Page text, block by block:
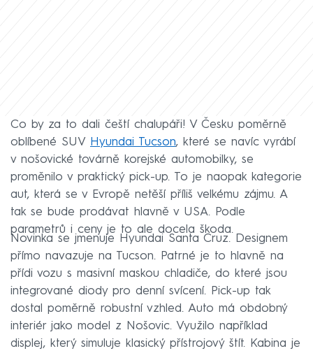
Co by za to dali čeští chalupáři! V Česku poměrně
oblíbené SUV Hyundai Tucson, které se navíc vyrábí
v nošovické továrně korejské automobilky, se
proměnilo v praktický pick-up. To je naopak kategorie
aut, která se v Evropě netěší příliš velkému zájmu. A
tak se bude prodávat hlavně v USA. Podle
parametrů i ceny je to ale docela škoda.
Novinka se jmenuje Hyundai Santa Cruz. Designem
přímo navazuje na Tucson. Patrné je to hlavně na
přídi vozu s masivní maskou chladiče, do které jsou
integrované diody pro denní svícení. Pick-up tak
dostal poměrně robustní vzhled. Auto má obdobný
interiér jako model z Nošovic. Využilo například
displej, který simuluje klasický přístrojový štít. Kabina je